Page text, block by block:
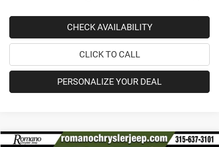
CHECK AVAILABILITY
CLICK TO CALL
PERSONALIZE YOUR DEAL
Compare Vehicle